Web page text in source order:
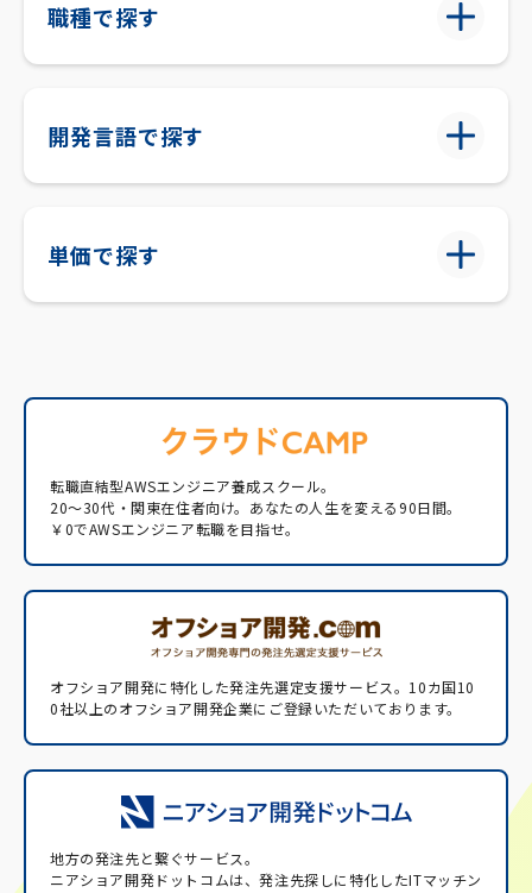
職種で探す
開発言語で探す
単価で探す
転職直結型AWSエンジニア養成スクール。
20〜30代・関東在住者向け。あなたの人生を変える90日間。
￥0でAWSエンジニア転職を目指せ。
オフショア開発に特化した発注先選定支援サービス。 10カ国10
0社以上のオフショア開発企業にご登録いただいております。
地方の発注先と繋ぐサービス。
ニアショア開発ドットコムは、発注先探しに特化したITマッチン